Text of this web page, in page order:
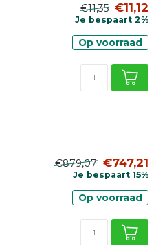
€11,35 €11,12
Je bespaart 2%
Op voorraad
€879,07 €747,21
Je bespaart 15%
Op voorraad